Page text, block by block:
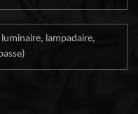
lampadaire,